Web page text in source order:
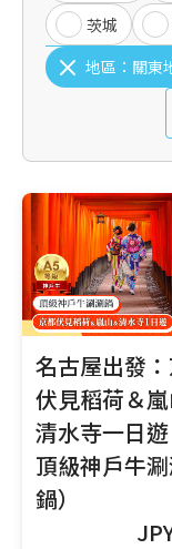
茨城
地區： 關東
名古屋出發
伏見稻荷＆
清水寺一日
頂級神戶牛
鍋）